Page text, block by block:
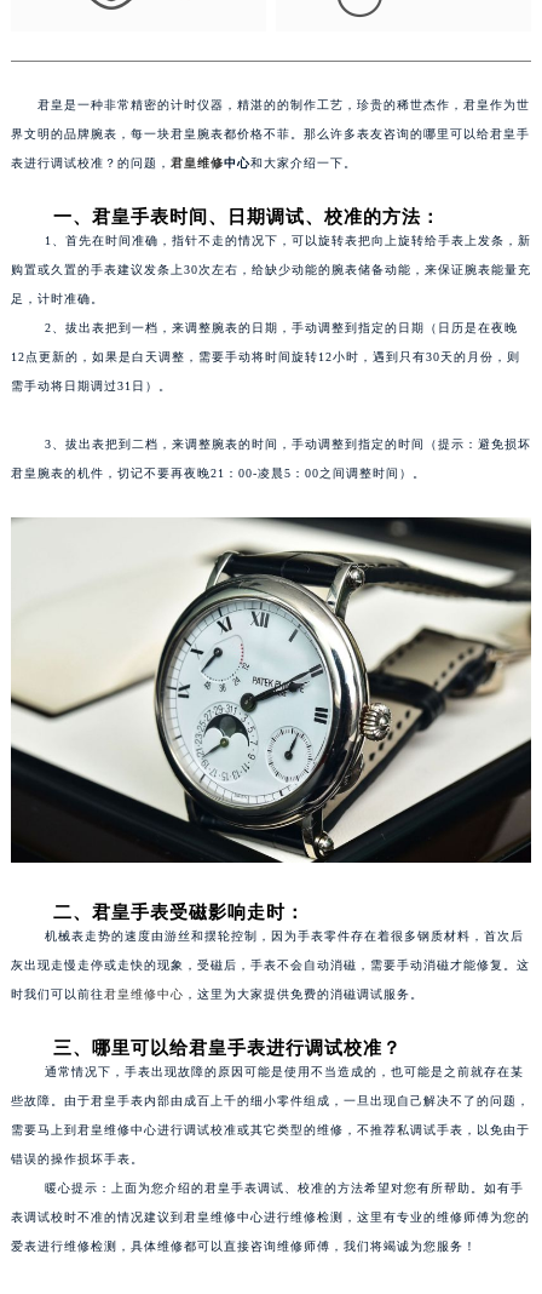
金华市金东区东市南街777号金华万达广场写字楼4号楼22层2209室（需提前预约）
嘉兴市南湖区广益路705号嘉兴世界贸易中心写字楼A座13层1304室（需提前预约）
广州市越秀区环市东路371-375号世界贸易中心大厦南塔写字楼15层07室（需提前预约）
惠州市惠城区江北文昌一路7号华贸大厦写字楼1座30层05室（需提前预约）
厦门市思明区湖滨东路95号华润大厦写字楼B座11层1104室（需提前预约）
太原市迎泽区解放路15号亨得利名表服务中心（品牌授权店）3层整层（需提前预约）
沈阳市沈河区中街路137号亨得利名表服务中心（品牌授权店）1层整层（需提前预约）
沈阳市沈河区中街路83号亨得利名表服务中心（品牌授权店）1层整层（需提前预约）
乌鲁木齐市天山区红山路26号时代广场（CCMALL）C座17层17-B（需提前预约）
温州市鹿城区锦绣路1067号置信广场10层1015室（需提前预约）
大连市中山区人民路15号国际金融大厦7层G室（需提前预约）
苏州市苏州工业园区星港街199号苏州中心办公楼C座22层08室（需提前预约）
武汉市江汉区解放大道686号世界贸易大厦38层09室（需提前预约）
泉州市丰泽区宝洲路729号浦西万达中心写字楼A座7楼709室（需提前预约）
青岛市南区山东路6号华润大厦B座22层04室（需提前预约）
贵阳市南明区都司高架桥路33号亨特国际金融中心14楼14D（需提前预约）
君皇是一种非常精密的计时仪器，精湛的的制作工艺，珍贵的稀世杰作，君皇作为世
界文明的品牌腕表，每一块君皇腕表都价格不菲。那么许多表友咨询的哪里可以给君皇手
表进行调试校准？的问题， 君皇维修中心和大家介绍一下。
一、君皇手表时间、日期调试、校准的方法：
1、首先在时间准确，指针不走的情况下，可以旋转表把向上旋转给手表上发条，新
购置或久置的手表建议发条上30次左右，给缺少动能的腕表储备动能，来保证腕表能量充
足，计时准确。
2、拔出表把到一档，来调整腕表的日期，手动调整到指定的日期（日历是在夜晚
12点更新的，如果是白天调整，需要手动将时间旋转12小时，遇到只有30天的月份，则
需手动将日期调过31日）。
3、拔出表把到二档，来调整腕表的时间，手动调整到指定的时间（提示：避免损坏
君皇腕表的机件，切记不要再夜晚21：00-凌晨5：00之间调整时间）。
二、君皇手表受磁影响走时：
机械表走势的速度由游丝和摆轮控制，因为手表零件存在着很多钢质材料，首次后
灰出现走慢走停或走快的现象，受磁后，手表不会自动消磁，需要手动消磁才能修复。这
时我们可以前往君皇维修中心 ，这里为大家提供免费的消磁调试服务。
三、哪里可以给君皇手表进行调试校准？
通常情况下，手表出现故障的原因可能是使用不当造成的，也可能是之前就存在某
些故障。由于君皇手表内部由成百上千的细小零件组成，一旦出现自己解决不了的问题，
需要马上到君皇维修中心进行调试校准或其它类型的维修，不推荐私调试手表，以免由于
错误的操作损坏手表。
暖心提示：上面为您介绍的君皇手表调试、校准的方法希望对您有所帮助。如有手
表调试校时不准的情况建议到君皇维修中心进行维修检测，这里有专业的维修师傅为您的
爱表进行维修检测，具体维修都可以直接咨询维修师傅，我们将竭诚为您服务！